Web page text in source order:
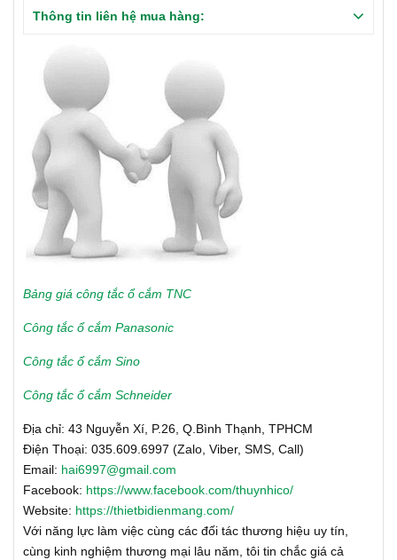
Thông tin liên hệ mua hàng:
Bảng giá công tắc ổ cắm TNC
Công tắc ổ cắm Panasonic
Công tắc ổ cắm Sino
Công tắc ổ cắm Schneider
Địa chỉ: 43 Nguyễn Xí, P.26, Q.Bình Thạnh, TPHCM
Điện Thoại: 035.609.6997 (Zalo, Viber, SMS, Call)
Email: hai6997@gmail.com
Facebook: https://www.facebook.com/thuynhico/
Website: https://thietbidienmang.com/
Với năng lực làm việc cùng các đối tác thương hiệu uy tín,
cùng kinh nghiệm thương mại lâu năm, tôi tin chắc giá cả